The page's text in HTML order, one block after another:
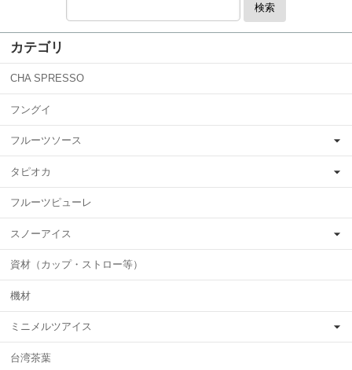
検索
カテゴリ
CHA SPRESSO
フングイ
フルーツソース
タピオカ
フルーツピューレ
スノーアイス
資材（カップ・ストロー等）
機材
ミニメルツアイス
台湾茶葉